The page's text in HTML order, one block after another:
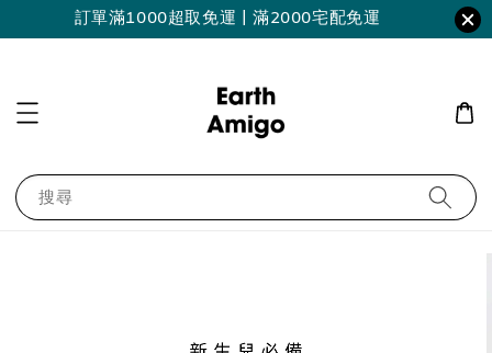
訂單滿1000超取免運 | 滿2000宅配免運
搜尋